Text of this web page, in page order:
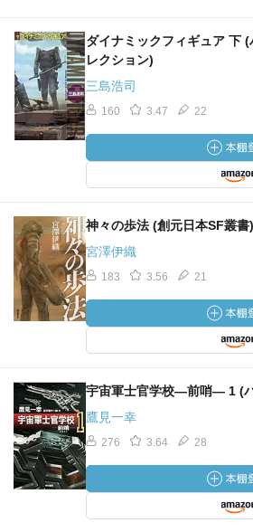
ダイナミックフィギュア 下
レクション)
三島浩司
160 3.47 22
神々の歩法 (創元日本SF叢書)
宮澤伊織
183 3.56 21
宇宙軍士官学校―前哨― 1 (
鷹見一幸
276 3.64 28